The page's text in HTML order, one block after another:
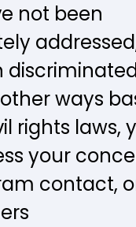
not been
ways
rights laws,
your
contact,